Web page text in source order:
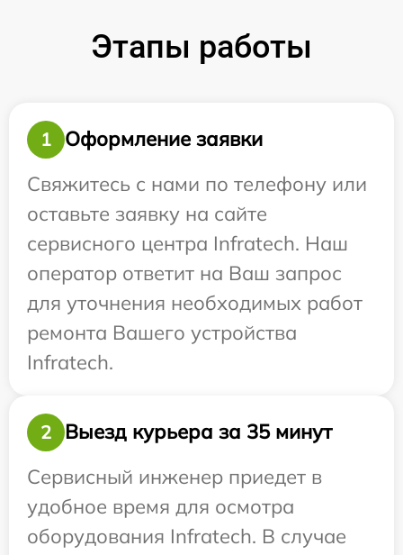
Этапы работы
1
Оформление заявки
Свяжитесь с нами по телефону или
оставьте заявку на сайте
сервисного центра Infratech. Наш
оператор ответит на Ваш запрос
для уточнения необходимых работ
ремонта Вашего устройства
Infratech.
2
Выезд курьера за 35 минут
Сервисный инженер приедет в
удобное время для осмотра
оборудования Infratech. В случае